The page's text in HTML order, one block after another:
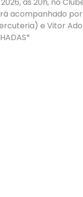
acompanhado
e Vitor